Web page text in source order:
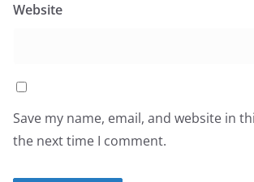
Website
Save my name, email, and website in
the next time I comment.